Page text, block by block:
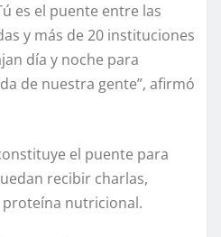
es el puente entre las
y más de 20 instituciones
día y noche para
de nuestra gente”, afirmó
el puente para
recibir charlas,
proteína nutricional.